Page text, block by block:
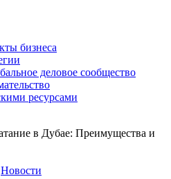
бизнеса
деловое сообщество
ресурсами
в Дубае: Преимущества и
Новости